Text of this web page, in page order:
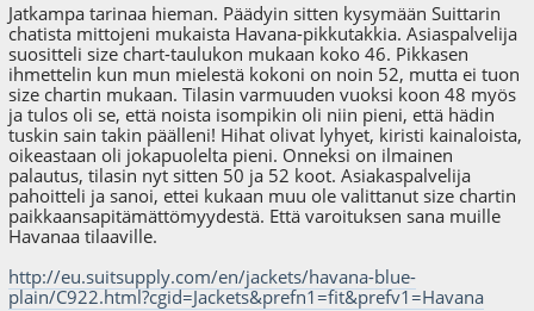
Jatkampa tarinaa hieman. Päädyin sitten kysymään Suittarin
chatista mittojeni mukaista Havana-pikkutakkia. Asiaspalvelija
suositteli size chart-taulukon mukaan koko 46. Pikkasen
ihmettelin kun mun mielestä kokoni on noin 52, mutta ei tuon
size chartin mukaan. Tilasin varmuuden vuoksi koon 48 myös
ja tulos oli se, että noista isompikin oli niin pieni, että hädin
tuskin sain takin päälleni! Hihat olivat lyhyet, kiristi kainaloista,
oikeastaan oli jokapuolelta pieni. Onneksi on ilmainen
palautus, tilasin nyt sitten 50 ja 52 koot. Asiakaspalvelija
pahoitteli ja sanoi, ettei kukaan muu ole valittanut size chartin
paikkaansapitämättömyydestä. Että varoituksen sana muille
Havanaa tilaaville.
http://eu.suitsupply.com/en/jackets/havana-blue-
plain/C922.html?cgid=Jackets&prefn1=fit&prefv1=Havana